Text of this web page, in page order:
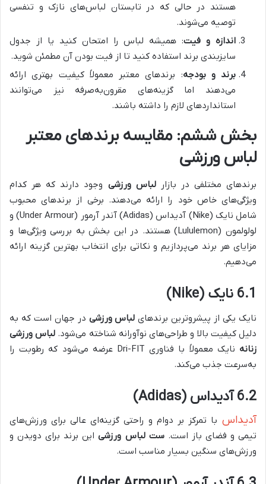
هستند در حالی که در تابستان لباس‌های نازک و تنفسی
توصیه می‌شوند.
اندازه و فیت: همیشه لباس را امتحان کنید یا از جدول
سایزبندی برند استفاده کنید تا از فیت بودن آن مطمئن شوید.
برند و بودجه: برندهای معتبر معمولاً کیفیت بهتری ارائه
می‌دهند اما گزینه‌های مقرون‌به‌صرفه نیز می‌توانند
استانداردهای لازم را داشته باشند.
بخش ششم: مقایسه برندهای معتبر
لباس ورزشی
برندهای مختلفی در بازارلباس ورزشی وجود دارند که هر کدام
ویژگی‌های خاص خود را ارائه می‌دهند. برخی از برندهای محبوب
شامل نایک (Nike) آدیداس (Adidas) آندر آرمور (Under Armour) و
لولولمون (Lululemon) هستند. در این بخش به بررسی ویژگی‌ها و
مزایای هر برند می‌پردازیم و نکاتی برای انتخاب بهترین گزینه ارائه
می‌دهیم.
6.1 نایک (Nike)
نایک یکی از پیشروترین برندهای لباس ورزشی در جهان است که به
دلیل کیفیت بالا و طراحی‌های نوآورانه شناخته می‌شود. لباس ورزشی
زنانه
نایک معمولاً با فناوری Dri-FIT عرضه می‌شود که رطوبت را
به‌سرعت جذب می‌کند.
6.2 آدیداس (Adidas)
آدیداس با تمرکز بر دوام و راحتی گزینه‌ای عالی برای ورزش‌های
تیمی و فضای باز است.ست لباس ورزشیاین برند برای دویدن و
ورزش‌های سنگین بسیار مناسب است.